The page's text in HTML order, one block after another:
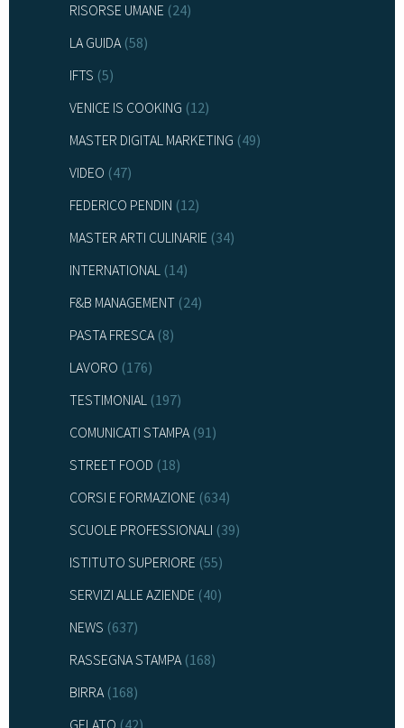
RISORSE UMANE (24)
LA GUIDA(58)
IFTS (5)
VENICE IS COOKING (12)
MASTER DIGITAL MARKETING (49)
VIDEO (47)
FEDERICO PENDIN (12)
MASTER ARTI CULINARIE (34)
INTERNATIONAL (14)
F&B MANAGEMENT (24)
PASTA FRESCA(8)
LAVORO (176)
TESTIMONIAL (197)
COMUNICATI STAMPA(91)
STREET FOOD (18)
CORSI E FORMAZIONE (634)
SCUOLE PROFESSIONALI (39)
ISTITUTO SUPERIORE (55)
SERVIZI ALLE AZIENDE (40)
NEWS (637)
RASSEGNA STAMPA(168)
BIRRA(168)